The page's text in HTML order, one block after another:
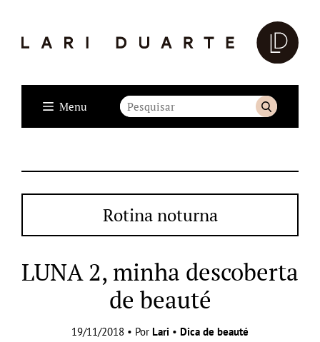
Menu
Rotina noturna
LUNA 2, minha descoberta
de beauté
19/11/2018 • Por Lari • Dica de beauté